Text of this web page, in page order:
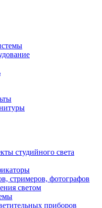
студийного света
стримеров, фотографов
светом
приборов